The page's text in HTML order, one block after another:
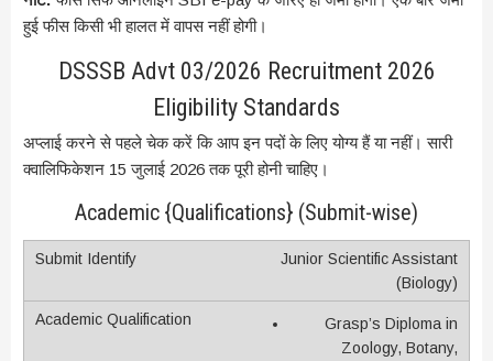
हुई फीस किसी भी हालत में वापस नहीं होगी।
DSSSB Advt 03/2026 Recruitment 2026
Eligibility Standards
अप्लाई करने से पहले चेक करें कि आप इन पदों के लिए योग्य हैं या नहीं। सारी
क्वालिफिकेशन 15 जुलाई 2026 तक पूरी होनी चाहिए।
Academic {Qualifications} (Submit-wise)
Junior Scientific Assistant
(Biology)
Grasp’s Diploma in
Zoology, Botany,